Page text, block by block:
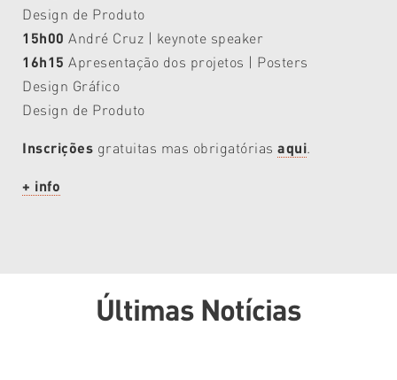
Design de Produto
15h00André Cruz | keynote speaker
16h15Apresentação dos projetos | Posters
Design Gráfico
Design de Produto
Inscrições gratuitas mas obrigatóriasaqui.
+ info
Últimas Notícias